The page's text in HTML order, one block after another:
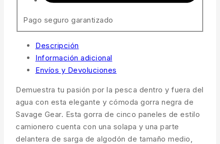
Pago seguro garantizado
Descripción
Información adicional
Envíos y Devoluciones
Demuestra tu pasión por la pesca dentro y fuera del
agua con esta elegante y cómoda gorra negra de
Savage Gear. Esta gorra de cinco paneles de estilo
camionero cuenta con una solapa y una parte
delantera de sarga de algodón de tamaño medio,